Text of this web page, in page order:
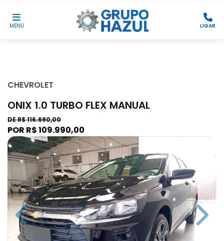
MENU LIGAR
CHEVROLET
ONIX 1.0 TURBO FLEX MANUAL
DE R$ 116.690,00
POR R$ 109.990,00
Previous Next